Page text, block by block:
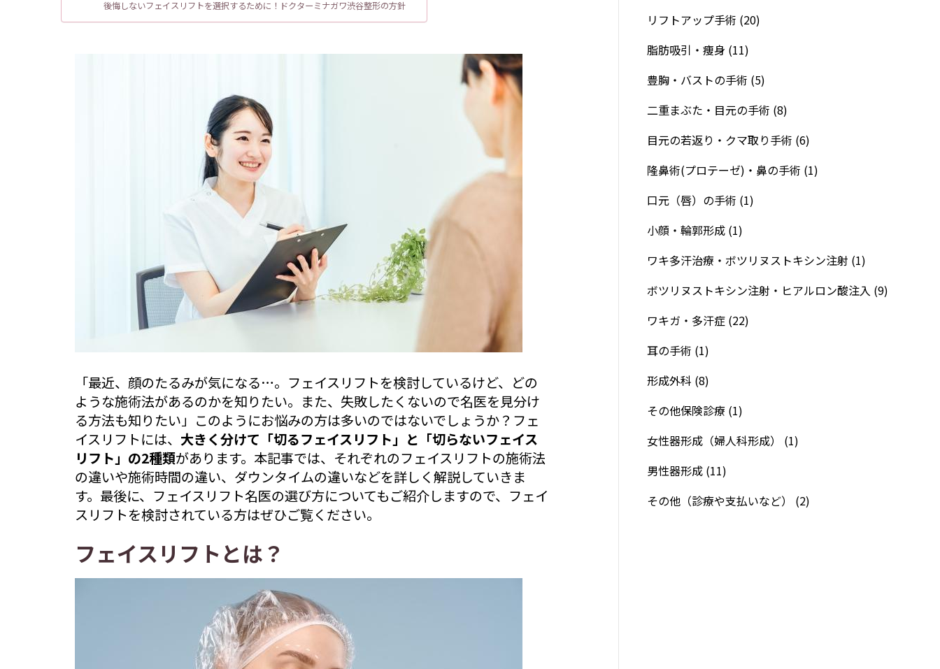
後悔しないフェイスリフトを選択するために！ドクターミナガワ渋谷整形の方針
「最近、顔のたるみが気になる…。フェイスリフトを検討しているけど、どの
ような施術法があるのかを知りたい。また、失敗したくないので名医を見分け
る方法も知りたい」このようにお悩みの方は多いのではないでしょうか？フェ
イスリフトには、 大きく分けて「切るフェイスリフト」と「切らないフェイス
リフト」の2種類があります。本記事では、それぞれのフェイスリフトの施術法
の違いや施術時間の違い、ダウンタイムの違いなどを詳しく解説していきま
す。最後に、フェイスリフト名医の選び方についてもご紹介しますので、フェイ
スリフトを検討されている方はぜひご覧ください。
フェイスリフトとは？
リフトアップ手術 (20)
脂肪吸引・痩身 (11)
豊胸・バストの手術 (5)
二重まぶた・目元の手術 (8)
目元の若返り・クマ取り手術 (6)
隆鼻術(プロテーゼ)・鼻の手術 (1)
口元（唇）の手術 (1)
小顔・輪郭形成 (1)
ワキ多汗治療・ボツリヌストキシン注射 (1)
ボツリヌストキシン注射・ヒアルロン酸注入 (9)
ワキガ・多汗症 (22)
耳の手術 (1)
形成外科 (8)
その他保険診療 (1)
女性器形成（婦人科形成）
(1)
男性器形成 (11)
その他（診療や支払いなど）
(2)